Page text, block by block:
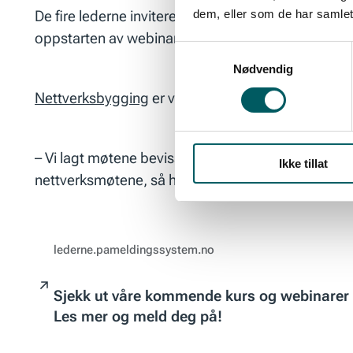
dem, eller som de har
Nødvendig
Ikke tillat
De fire lederne inviterer også sine assisterende
oppstarten av webinarrekken, og de legger vekt
Nettverksbygging er viktig, men det er også det
– Vi lagt møtene bevisst til dagene med
nettverksmøtene, så her rydder vi virkelig plass
lederne.pameldingssystem.no
Sjekk ut våre kommende kurs og webinarer
Les mer og meld deg på!